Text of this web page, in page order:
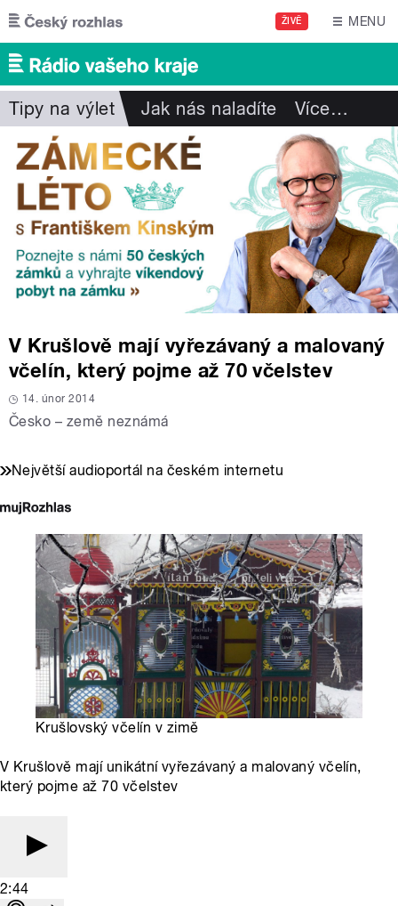
Přejít k hlavnímu obsahu
ŽIVĚ MENU
Tipy na výlet Jak nás naladíte Více…
V Krušlově mají vyřezávaný a malovaný
včelín, který pojme až 70 včelstev
14. únor 2014
Česko – země neznámá
Největší audioportál na českém internetu
Krušlovský včelín v zimě
V Krušlově mají unikátní vyřezávaný a malovaný včelín,
který pojme až 70 včelstev
2:44